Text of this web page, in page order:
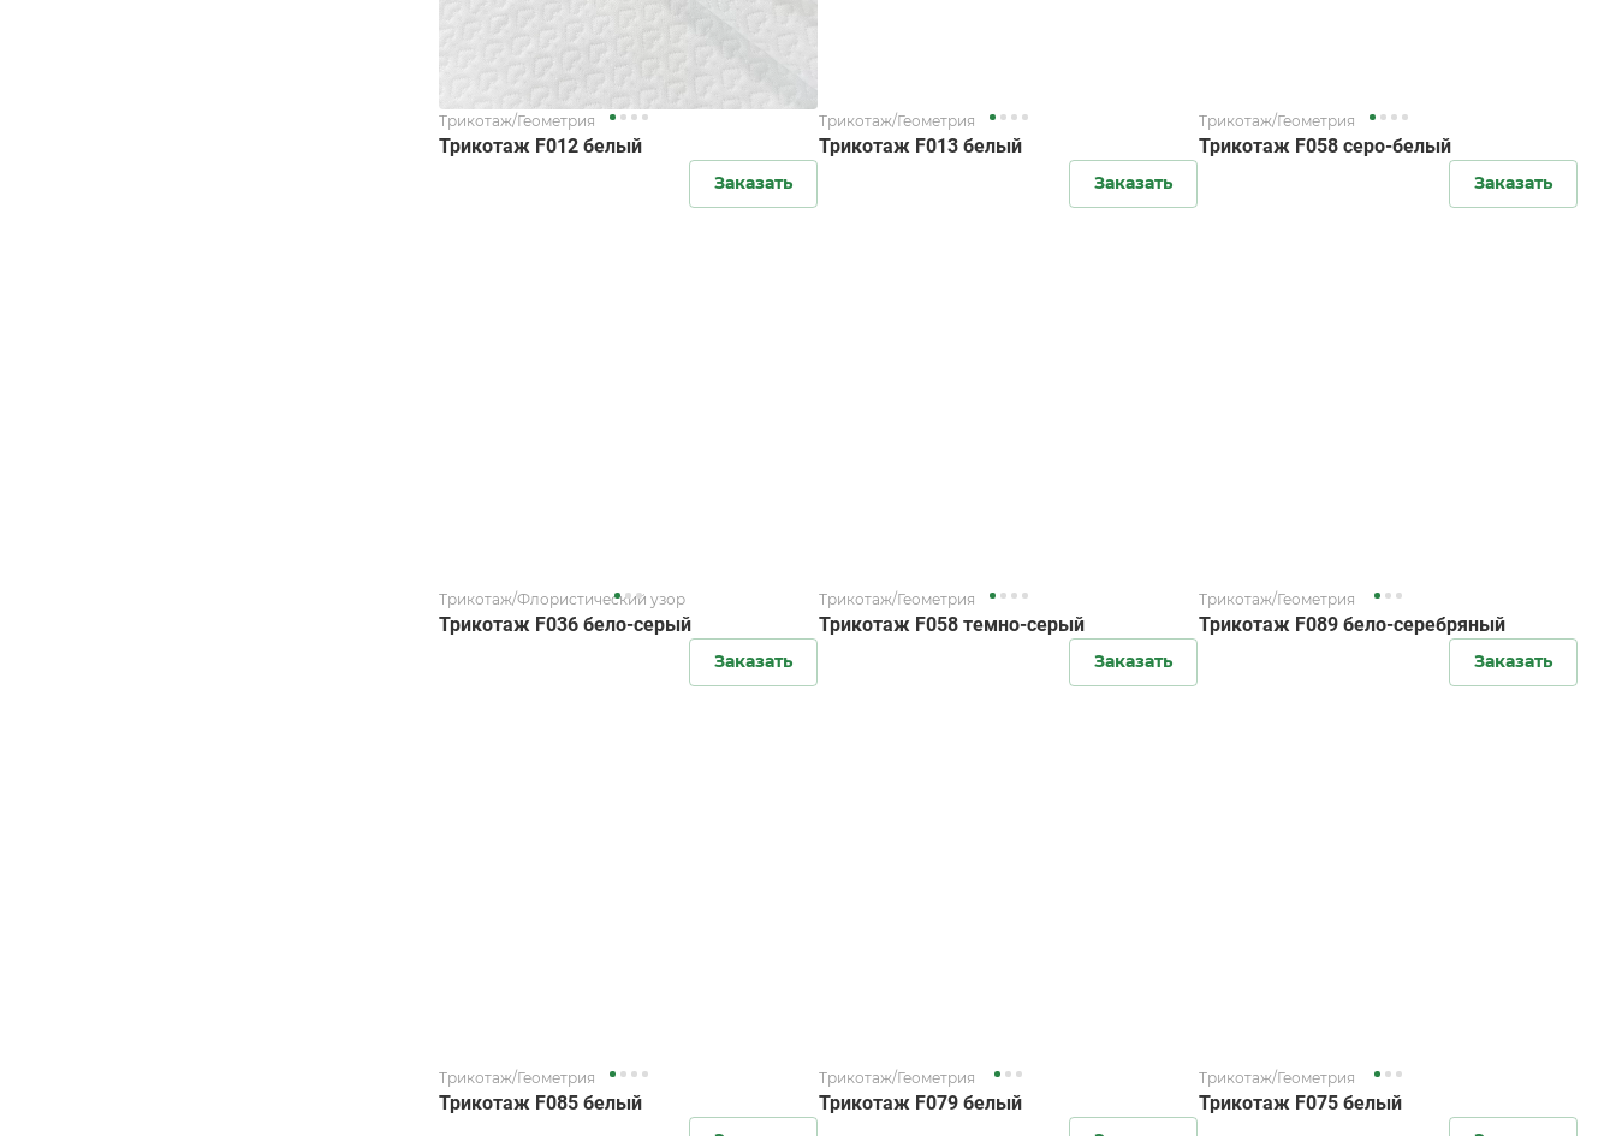
Трикотаж/Геометрия
Трикотаж F012 белый
Заказать
Трикотаж/Геометрия
Трикотаж F013 белый
Заказать
Трикотаж/Геометрия
Трикотаж F058 серо-белый
Заказать
Трикотаж/Флористический узор
Трикотаж F036 бело-серый
Заказать
Трикотаж/Геометрия
Трикотаж F058 темно-серый
Заказать
Трикотаж/Геометрия
Трикотаж F089 бело-серебряный
Заказать
Трикотаж/Геометрия
Трикотаж F085 белый
Трикотаж/Геометрия
Трикотаж F079 белый
Трикотаж/Геометрия
Трикотаж F075 белый